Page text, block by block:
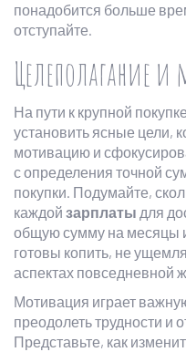
понадобится больше
отступайте.
Целеполагание
На пути к крупной
установить ясные цели,
мотивацию и
с определения точной
покупки. Подумайте,
каждой зарплаты для
общую сумму на месяцы
готовы копить, не
аспектах повседневной
Мотивация играет
преодолеть трудности
Представьте, как